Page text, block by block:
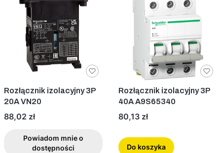
Rozłącznik izolacyjny 3P
20A VN20
Cena
88,02 zł
Powiadom mnie o
dostępności
Rozłącznik izolacyjny 3P
40A A9S65340
Cena
80,13 zł
Do koszyka